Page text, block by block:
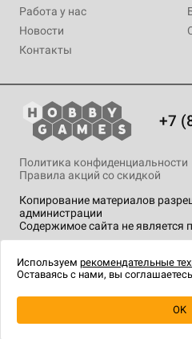
Работа у нас
Новости
Контакты
+7
Копирование материалов
администрации
Содержимое сайта не является
Политика конфиденциальности
Правила акций со скидкой
технологии .
Используем рекомендательные
Оставаясь с нами, вы
OK